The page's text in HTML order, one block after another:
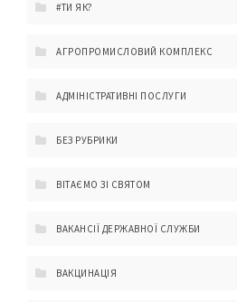
#ТИ ЯК?
АГРОПРОМИСЛОВИЙ КОМПЛЕКС
АДМІНІСТРАТИВНІ ПОСЛУГИ
БЕЗ РУБРИКИ
ВІТАЄМО ЗІ СВЯТОМ
ВАКАНСІЇ ДЕРЖАВНОЇ СЛУЖБИ
ВАКЦИНАЦІЯ